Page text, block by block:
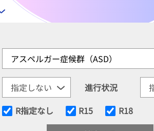
進行状況
R指定なし R15 R18